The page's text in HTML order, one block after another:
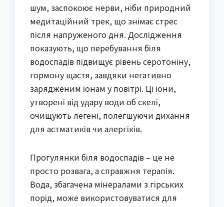
шум, заспокоює нерви, ніби природний
медитаційний трек, що знімає стрес
після напруженого дня. Дослідження
показують, що перебування біля
водоспадів підвищує рівень серотоніну,
гормону щастя, завдяки негативно
зарядженим іонам у повітрі. Ці іони,
утворені від удару води об скелі,
очищують легені, полегшуючи дихання
для астматиків чи алергіків.
Прогулянки біля водоспадів – це не
просто розвага, а справжня терапія.
Вода, збагачена мінералами з гірських
порід, може використовуватися для